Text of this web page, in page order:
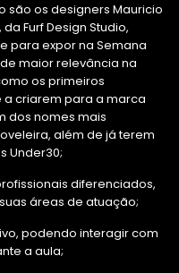
são os designers Mauricio
Furf Design Studio,
para expor na Semana
maior relevância na
os primeiros
criarem para a marca
dos nomes mais
além de já terem
Under30;
diferenciados,
áreas de atuação;
podendo interagir com
a aula;